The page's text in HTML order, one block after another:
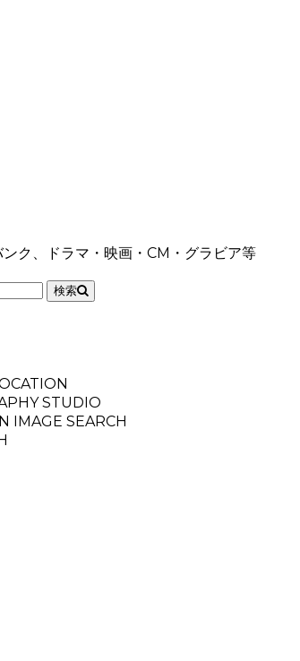
ク、ドラマ・映画・CM・グラビア等
検索
STUDIO
IMAGE SEARCH